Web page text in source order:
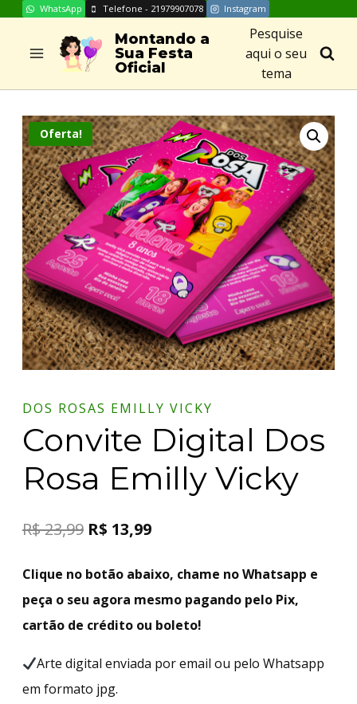
Skip
content
WhatsApp Telefone - 21979907078 Instagram
Montando a
Sua Festa
Oficial
Pesquise
aqui o seu
tema
Oferta!
DOS ROSAS EMILLY VICKY
Convite Digital Dos
Rosa Emilly Vicky
R$23,99 R$ 13,99
Clique no botão abaixo, chame no Whatsapp e
peça o seu agora mesmo pagando pelo Pix,
cartão de crédito ou boleto!
Arte digital enviada por email ou pelo Whatsapp
em formato jpg.